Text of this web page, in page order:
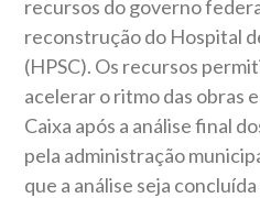
recursos do governo
reconstrução do Hospital
(HPSC). Os recursos
acelerar o ritmo das obras
Caixa após a análise final
pela administração
que a análise seja